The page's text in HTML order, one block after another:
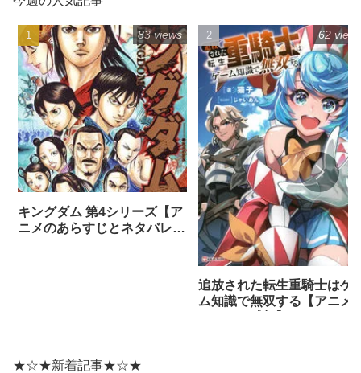
キングダム 第4シリーズ【ア
ニメのあらすじとネタバレ感
83 views
追放された転生重騎士はゲ
ム知識で無双する【アニメ
62
★☆★新着記事★☆★